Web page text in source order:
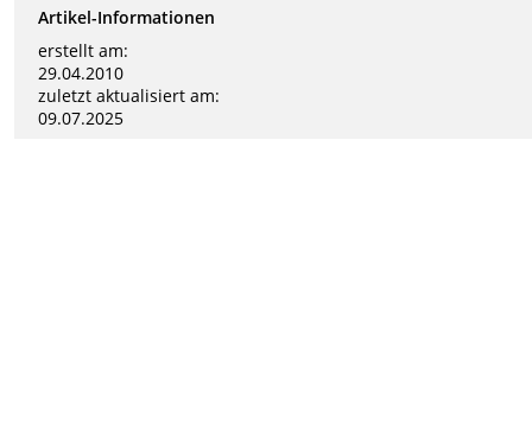
Artikel-Informationen
erstellt am:
29.04.2010
zuletzt aktualisiert am:
09.07.2025